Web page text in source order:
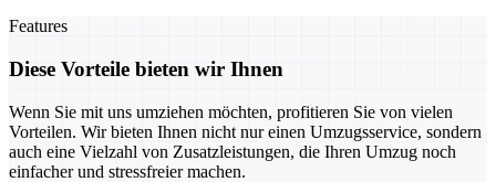
Features
Diese Vorteile bieten wir Ihnen
Wenn Sie mit uns umziehen möchten, profitieren Sie von vielen
Vorteilen. Wir bieten Ihnen nicht nur einen Umzugsservice, sondern
auch eine Vielzahl von Zusatzleistungen, die Ihren Umzug noch
einfacher und stressfreier machen.